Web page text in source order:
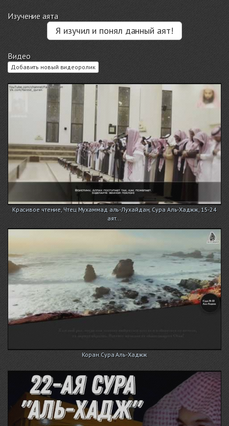
Изучение аята
Я изучил и понял данный аят!
Видео
Добавить новый видеоролик
Красивое чтение, Чтец Мухаммад аль-Лухайдан, Сура Аль-Хаджж, 15-24
аят...
Коран.Сура Аль-Хаджж